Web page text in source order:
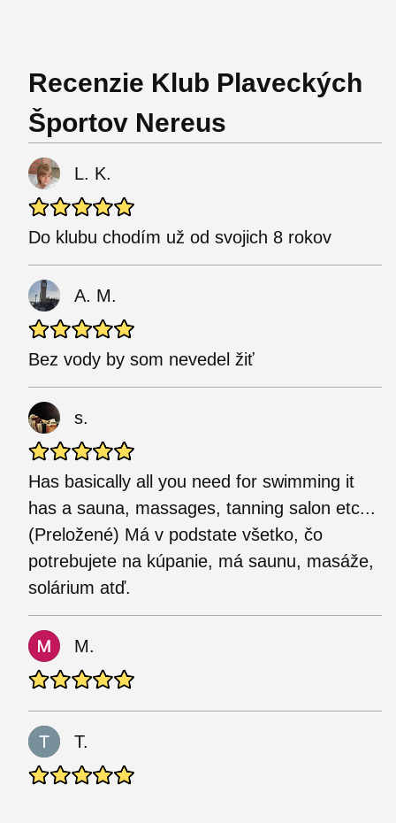
Recenzie Klub Plaveckých
Športov Nereus
L. K.
Do klubu chodím už od svojich 8 rokov
A. M.
Bez vody by som nevedel žiť
s.
Has basically all you need for swimming it
has a sauna, massages, tanning salon etc...
(Preložené) Má v podstate všetko, čo
potrebujete na kúpanie, má saunu, masáže,
solárium atď.
M.
T.